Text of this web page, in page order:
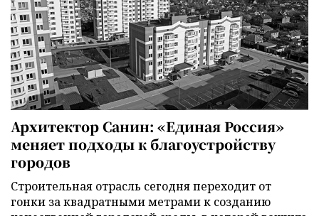
Архитектор Санин: «Единая Россия»
меняет подходы к благоустройству
городов
Строительная отрасль сегодня переходит от
гонки за квадратными метрами к созданию